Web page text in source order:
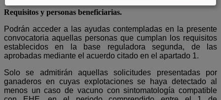
Requisitos y personas beneficiarias.
Podrán acceder a las ayudas contempladas en la presente
convocatoria aquellas personas que cumplan los requisitos
establecidos en la base reguladora segunda, de las
aprobadas mediante el acuerdo citado en el apartado 1.
Solo se admitirán aquellas solicitudes presentadas por
ganaderos en cuyas explotaciones se haya detectado al
menos un caso de vacuno con sintomatología compatible